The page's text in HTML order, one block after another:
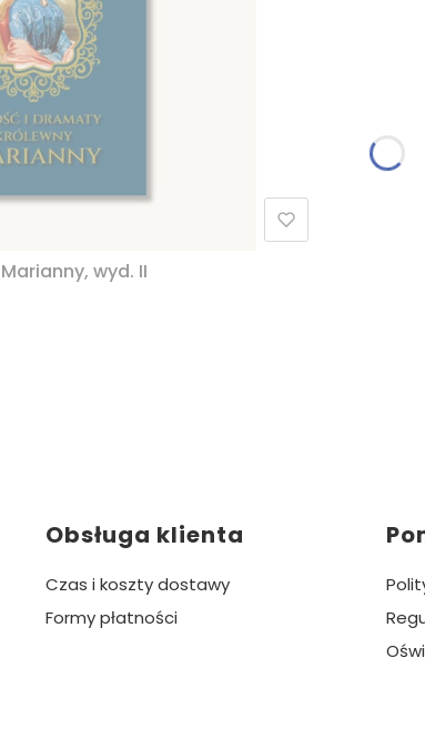
wyd. II
Obsługa klienta
Czas i koszty dostawy
Formy płatności